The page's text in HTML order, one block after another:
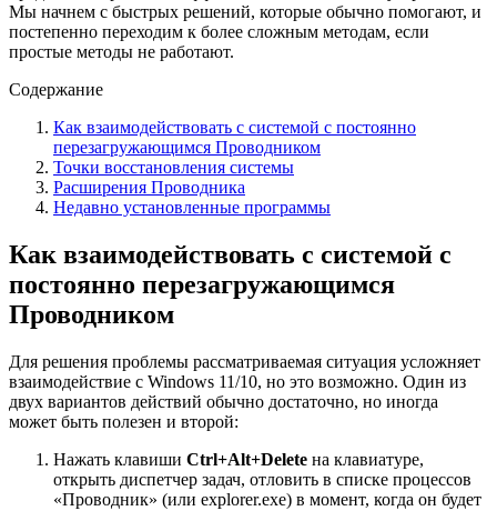
Мы начнем с быстрых решений, которые обычно помогают, и
постепенно переходим к более сложным методам, если
простые методы не работают.
Содержание
Как взаимодействовать с системой с постоянно
перезагружающимся Проводником
Точки восстановления системы
Расширения Проводника
Недавно установленные программы
Как взаимодействовать с системой с
постоянно перезагружающимся
Проводником
Для решения проблемы рассматриваемая ситуация усложняет
взаимодействие с Windows 11/10, но это возможно. Один из
двух вариантов действий обычно достаточно, но иногда
может быть полезен и второй:
Нажать клавиши Ctrl+Alt+Delete на клавиатуре,
открыть диспетчер задач, отловить в списке процессов
«Проводник» (или explorer.exe) в момент, когда он будет